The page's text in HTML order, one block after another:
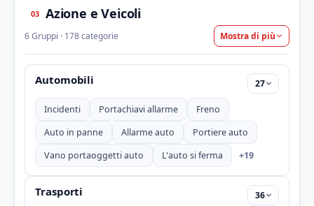
03 Azione e Veicoli
6 Gruppi · 178 categorie Mostra di più
Automobili
Incidenti Portachiavi allarme
Freno
Auto in panne
Allarme auto
Portiere auto
Vano portaoggetti auto
L'auto si ferma +19
27
Trasporti 36